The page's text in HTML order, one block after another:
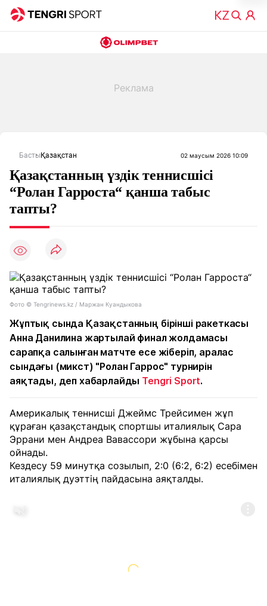
БастыҚазақстан 02 маусым 2026 10:09
Қазақстанның үздік теннисшісі
“Ролан Гарроста“ қанша табыс
тапты?
Фото © Tengrinews.kz / Маржан Куандыкова
Жұптық сында Қазақстанның бірінші ракеткасы
Анна Данилина жартылай финал жолдамасы
сарапқа салынған матчте есе жіберіп, аралас
сындағы (микст) "Ролан Гаррос" турнирін
аяқтады, деп хабарлайды Tengri Sport.
Америкалық теннисші Джеймс Трейсимен жұп
құраған қазақстандық спортшы италиялық Сара
Эррани мен Андреа Вавассори жұбына қарсы
ойнады.
Кездесу 59 минутқа созылып, 2:0 (6:2, 6:2) есебімен
италиялық дуэттің пайдасына аяқталды.